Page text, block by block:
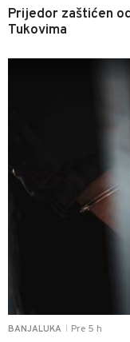
Prijedor zaštićen
Tukovima
BANJALUKA Pre 5 h